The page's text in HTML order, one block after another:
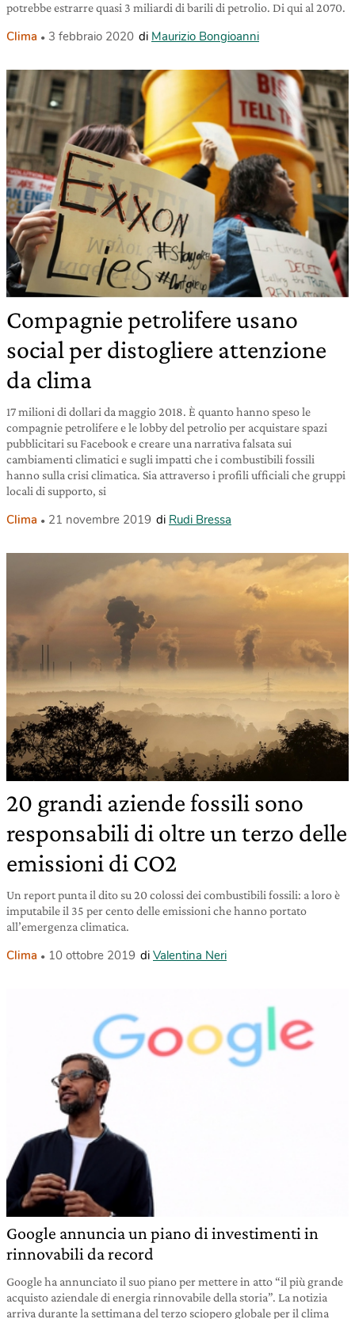
potrebbe estrarre quasi 3 miliardi di barili di petrolio. Di qui al 2070.
Clima 3 febbraio 2020 di Maurizio Bongioanni
Compagnie petrolifere usano
social per distogliere attenzione
da clima
17 milioni di dollari da maggio 2018. È quanto hanno speso le
compagnie petrolifere e le lobby del petrolio per acquistare spazi
pubblicitari su Facebook e creare una narrativa falsata sui
cambiamenti climatici e sugli impatti che i combustibili fossili
hanno sulla crisi climatica. Sia attraverso i profili ufficiali che gruppi
locali di supporto, si
Clima 21 novembre 2019 di Rudi Bressa
20 grandi aziende fossili sono
responsabili di oltre un terzo delle
emissioni di CO2
Un report punta il dito su 20 colossi dei combustibili fossili: a loro è
imputabile il 35 per cento delle emissioni che hanno portato
all’emergenza climatica.
Clima 10 ottobre 2019 di Valentina Neri
Google annuncia un piano di investimenti in
rinnovabili da record
Google ha annunciato il suo piano per mettere in atto “il più grande
acquisto aziendale di energia rinnovabile della storia”. La notizia
arriva durante la settimana del terzo sciopero globale per il clima